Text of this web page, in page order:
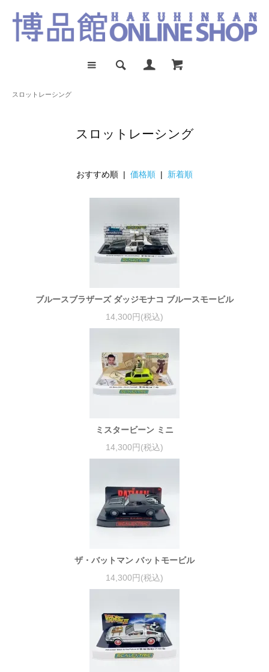
スロットレーシング
スロットレーシング
おすすめ順 | 価格順 | 新着順
ブルースブラザーズ ダッジモナコ ブルースモービル
14,300円(税込)
ミスタービーン ミニ
14,300円(税込)
ザ・バットマン バットモービル
14,300円(税込)